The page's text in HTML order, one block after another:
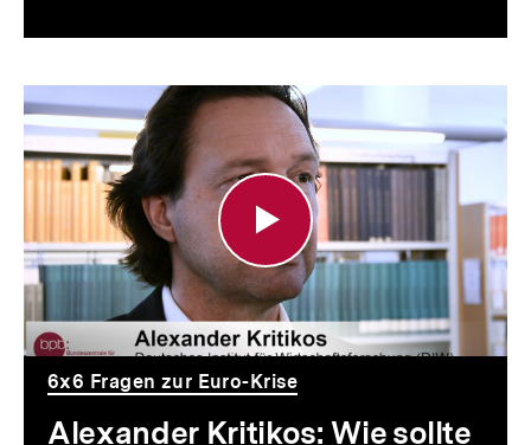
Alexander
Kritikos:
Wie
sollte
die
Schuldenkrise
überwunden
werden?
6x6 Fragen zur Euro-Krise
Alexander Kritikos: Wie sollte